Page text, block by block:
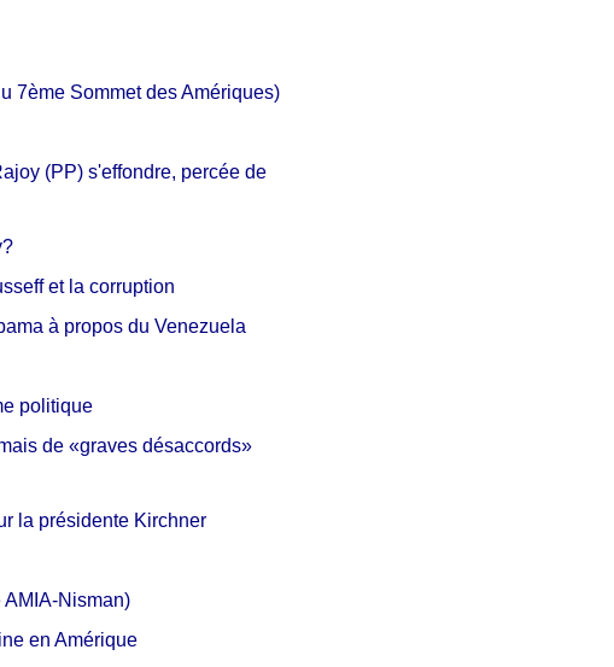
7ème Sommet des Amériques)
(PP) s'effondre, percée de
et la corruption
à propos du Venezuela
politique
de «graves désaccords»
la présidente Kirchner
Nisman)
en Amérique